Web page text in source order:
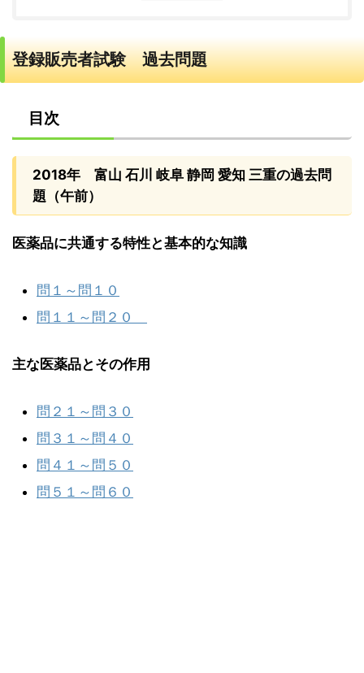
登録販売者試験 過去問題
目次
2018年 富山 石川 岐阜 静岡 愛知 三重の過去問
題（午前）
医薬品に共通する特性と基本的な知識
問１～問１０
問１１～問２０
主な医薬品とその作用
問２１～問３０
問３１～問４０
問４１～問５０
問５１～問６０